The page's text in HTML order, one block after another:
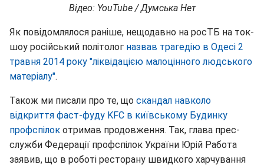
Відео: YouTube / Думська Нет
Як повідомлялося раніше, нещодавно на росТБ на ток-
шоу російський політолог назвав трагедію в Одесі 2
травня 2014 року "ліквідацією малоцінного людського
матеріалу".
Також ми писали про те, що скандал навколо
відкриття фаст-фуду KFC в київському Будинку
профспілок отримав продовження. Так, глава прес-
служби Федерації профспілок України Юрій Работа
заявив, що в роботі ресторану швидкого харчування